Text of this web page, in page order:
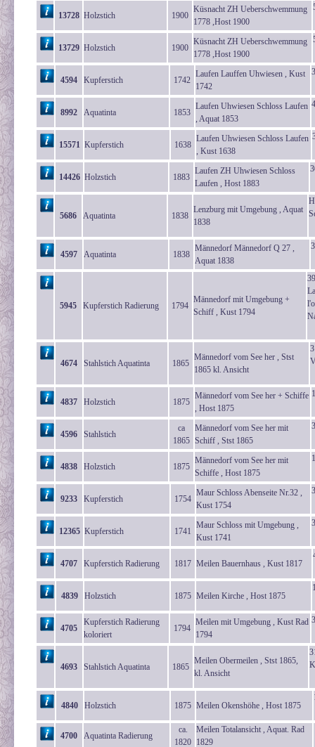
13728 Holzstich 1900
Küsnacht ZH Ueberschwemmung
1778 ,Host 1900
13729 Holzstich 1900
Küsnacht ZH Ueberschwemmung
1778 ,Host 1900
4594 Kupferstich 1742
Laufen Lauffen Uhwiesen , Kust
1742
8992 Aquatinta 1853
Laufen Uhwiesen Schloss Laufen
, Aquat 1853
15571 Kupferstich 1638
Laufen Uhwiesen Schloss Laufen
, Kust 1638
14426 Holzstich 1883
Laufen ZH Uhwiesen Schloss
Laufen , Host 1883
5686 Aquatinta 1838
Lenzburg mit Umgebung , Aquat
1838
4597 Aquatinta 1838
Männedorf Männedorf Q 27 ,
Aquat 1838
5945 Kupferstich Radierung 1794
Männedorf mit Umgebung +
Schiff , Kust 1794
4674 Stahlstich Aquatinta 1865
Männedorf vom See her , Stst
1865 kl. Ansicht
4837 Holzstich 1875
Männedorf vom See her + Schiffe
, Host 1875
4596 Stahlstich
ca
1865
Männedorf vom See her mit
Schiff , Stst 1865
4838 Holzstich 1875
Männedorf vom See her mit
Schiffe , Host 1875
9233 Kupferstich 1754
Maur Schloss Abenseite Nr.32 ,
Kust 1754
12365 Kupferstich 1741
Maur Schloss mit Umgebung ,
Kust 1741
4707 Kupferstich Radierung 1817 Meilen Bauernhaus , Kust 1817
4839 Holzstich 1875 Meilen Kirche , Host 1875
4705
Kupferstich Radierung
koloriert
1794
Meilen mit Umgebung , Kust Rad
1794
4693 Stahlstich Aquatinta 1865
Meilen Obermeilen , Stst 1865,
kl. Ansicht
4840 Holzstich 1875 Meilen Okenshöhe , Host 1875
4700 Aquatinta Radierung
ca.
1820
Meilen Totalansicht , Aquat. Rad
1829